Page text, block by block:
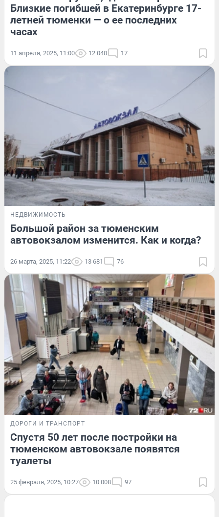
Близкие погибшей в Екатеринбурге 17-
летней тюменки — о ее последних
часах
11 апреля, 2025, 11:00 12 040 17
НЕДВИЖИМОСТЬ
Большой район за тюменским
автовокзалом изменится. Как и когда?
26 марта, 2025, 11:22 13 681 76
ДОРОГИ И ТРАНСПОРТ
Спустя 50 лет после постройки на
тюменском автовокзале появятся
туалеты
25 февраля, 2025, 10:27 10 008 97